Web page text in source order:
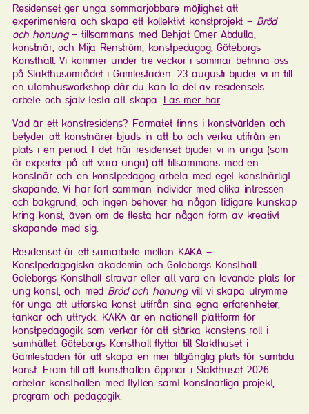
Residenset ger unga sommarjobbare möjlighet att
experimentera och skapa ett kollektivt konstprojekt – Bröd
och honung– tillsammans med Behjat Omer Abdulla,
konstnär, och Mija Renström, konstpedagog, Göteborgs
Konsthall. Vi kommer under tre veckor i sommar befinna oss
på Slakthusområdet i Gamlestaden. 23 augusti bjuder vi in till
en utomhusworkshop där du kan ta del av residensets
arbete och själv testa att skapa. Läs mer här
Vad är ett konstresidens? Formatet finns i konstvärlden och
betyder att konstnärer bjuds in att bo och verka utifrån en
plats i en period. I det här residenset bjuder vi in unga (som
är experter på att vara unga) att tillsammans med en
konstnär och en konstpedagog arbeta med eget konstnärligt
skapande. Vi har fört samman individer med olika intressen
och bakgrund, och ingen behöver ha någon tidigare kunskap
kring konst, även om de flesta har någon form av kreativt
skapande med sig.
Residenset är ett samarbete mellan KAKA –
Konstpedagogiska akademin och Göteborgs Konsthall.
Göteborgs Konsthall strävar efter att vara en levande plats för
ung konst, och med Bröd och honungvill vi skapa utrymme
för unga att utforska konst utifrån sina egna erfarenheter,
tankar och uttryck. KAKA är en nationell plattform för
konstpedagogik som verkar för att stärka konstens roll i
samhället. Göteborgs Konsthall flyttar till Slakthuset i
Gamlestaden för att skapa en mer tillgänglig plats för samtida
konst. Fram till att konsthallen öppnar i Slakthuset 2026
arbetar konsthallen med flytten samt konstnärliga projekt,
program och pedagogik.